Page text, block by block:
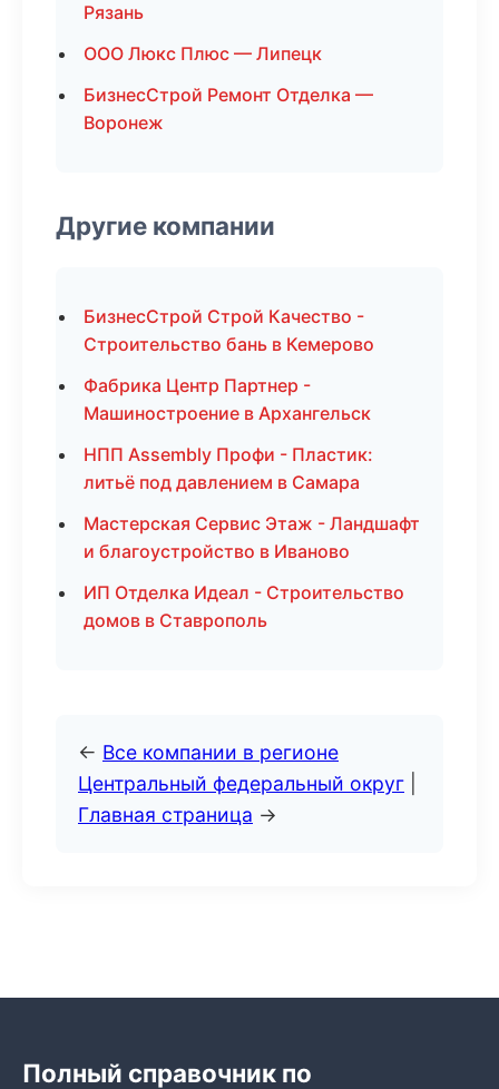
Рязань
ООО Люкс Плюс — Липецк
БизнесСтрой Ремонт Отделка —
Воронеж
Другие компании
БизнесСтрой Строй Качество -
Строительство бань в Кемерово
Фабрика Центр Партнер -
Машиностроение в Архангельск
НПП Assembly Профи - Пластик:
литьё под давлением в Самара
Мастерская Сервис Этаж - Ландшафт
и благоустройство в Иваново
ИП Отделка Идеал - Строительство
домов в Ставрополь
← Все компании в регионе
Центральный федеральный округ
Главная страница →
Полный справочник по